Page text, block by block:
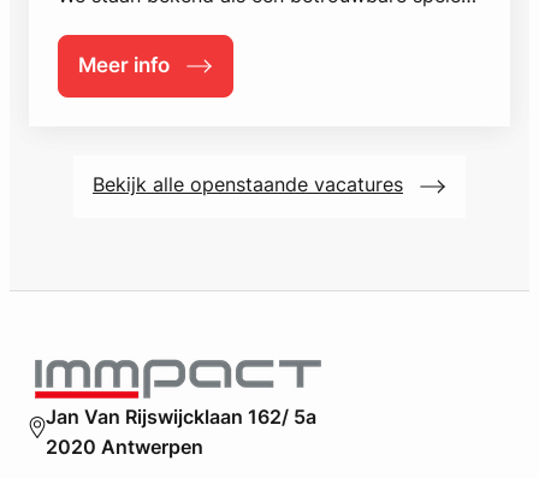
met nieuwbouwprojecten die uitblinken
in value for money. Met een stevige pijplijn
aan vergunde projecten in Vlaanderen
gedreven nieuwbouwverkopers.
Meer info
:
S
n
l
t
a
n
Bekijk alle openstaande vacatures
Jan Van Rijswijcklaan 162/ 5a
2020 Antwerpen